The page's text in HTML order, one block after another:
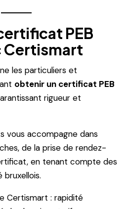
PEB
Certismart
les particuliers et
obtenir un certificat PEB
rigueur et
vous accompagne dans
de la prise de rendez-
en tenant compte des
Certismart : rapidité